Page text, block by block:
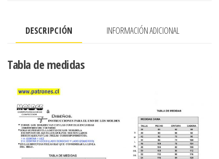
DESCRIPCIÓN INFORMACIÓN ADICIONAL
Tabla de medidas